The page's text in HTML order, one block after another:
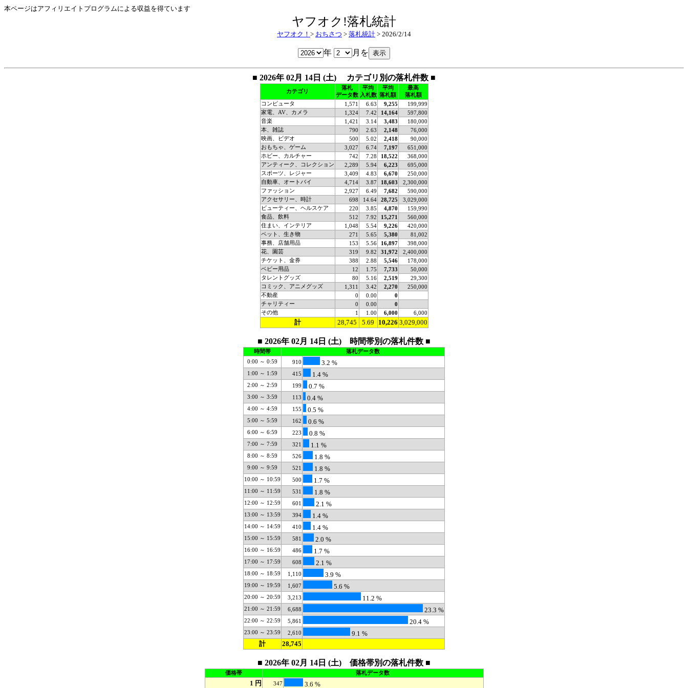
本ページはアフィリエイトプログラムによる収益を得ています
ヤフオク!落札統計
ヤフオク！ > おちさつ > 落札統計 > 2026/2/14
年 月を
■ 2026年 02月 14日 (土) カテゴリ別の落札件数 ■
カテゴリ
落札
データ数
平均
入札数
平均
落札額
最高
落札額
コンピュータ
1,571 6.63 9,255
199,999
家電、AV、カメラ
1,324 7.42 14,164
597,800
音楽
1,421 3.14 3,483
180,000
本、雑誌
790 2.63 2,148
76,000
映画、ビデオ
500 5.02 2,418
90,000
おもちゃ、ゲーム
3,027 6.74 7,197
651,000
ホビー、カルチャー
742 7.28 18,522
368,000
アンティーク、コレクション
2,289 5.94 6,223
695,000
スポーツ、レジャー
3,409 4.83 6,670
250,000
自動車、オートバイ
4,714 3.87 18,603
2,300,000
ファッション
2,927 6.49 7,682
590,000
アクセサリー、時計
698 14.64 28,725
3,029,000
ビューティー、ヘルスケア
220 3.85 4,870
159,990
食品、飲料
512 7.92 15,271
560,000
住まい、インテリア
1,048 5.54 9,226
420,000
ペット、生き物
271 5.65 5,380
81,002
事務、店舗用品
153 5.56 16,897
398,000
花、園芸
319 9.82 31,972
2,400,000
チケット、金券
388 2.88 5,546
178,000
ベビー用品
12 1.75 7,733
50,000
タレントグッズ
80 5.16 2,519
29,300
コミック、アニメグッズ
1,311 3.42 2,270
250,000
不動産
0 0.00
0
チャリティー
0 0.00
0
その他
1 1.00 6,000 6,000
計 28,745 5.69 10,226 3,029,000
■ 2026年 02月 14日 (土) 時間帯別の落札件数 ■
時間帯
落札データ数
0:00 ～ 0:59
910 3.2 %
1:00 ～ 1:59 415 1.4 %
2:00 ～ 2:59 199 0.7 %
3:00 ～ 3:59 113 0.4 %
4:00 ～ 4:59 155 0.5 %
5:00 ～ 5:59 162 0.6 %
6:00 ～ 6:59 223 0.8 %
7:00 ～ 7:59 321 1.1 %
8:00 ～ 8:59 526 1.8 %
9:00 ～ 9:59 521 1.8 %
10:00 ～ 10:59 500 1.7 %
11:00 ～ 11:59 531 1.8 %
12:00 ～ 12:59 601 2.1 %
13:00 ～ 13:59 394 1.4 %
14:00 ～ 14:59 410 1.4 %
15:00 ～ 15:59 581 2.0 %
16:00 ～ 16:59 486 1.7 %
17:00 ～ 17:59 608 2.1 %
18:00 ～ 18:59 1,110 3.9 %
19:00 ～ 19:59 1,607 5.6 %
20:00 ～ 20:59 3,213 11.2 %
21:00 ～ 21:59 6,688 23.3 %
22:00 ～ 22:59 5,861 20.4 %
23:00 ～ 23:59 2,610
9.1 %
計
28,745
■ 2026年 02月 14日 (土) 価格帯別の落札件数 ■
価格帯 落札データ数
1 円 347 3.6 %